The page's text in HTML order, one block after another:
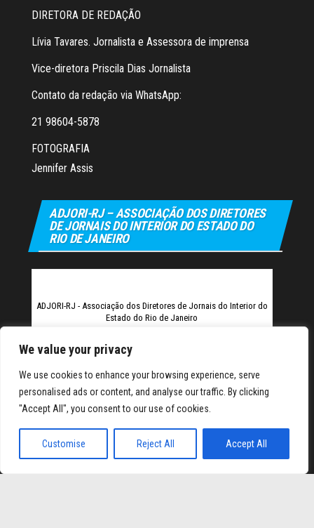
We value your privacy
We use cookies to enhance your browsing experience, serve
personalised ads or content, and analyse our traffic. By clicking
"Accept All", you consent to our use of cookies.
Customise Reject All Accept All
DIRETORA DE REDAÇÃO
Lívia Tavares. Jornalista e Assessora de imprensa
Vice-diretora Priscila Dias Jornalista
Contato da redação via WhatsApp:
21 98604-5878
FOTOGRAFIA
Jennifer Assis
ADJORI-RJ – ASSOCIAÇÃO DOS DIRETORES
DE JORNAIS DO INTERIOR DO ESTADO DO
RIO DE JANEIRO
ADJORI-RJ - Associação dos Diretores de Jornais do Interior do
Estado do Rio de Janeiro
Hiltonbet Elexbet Giris Bahis Siteleri